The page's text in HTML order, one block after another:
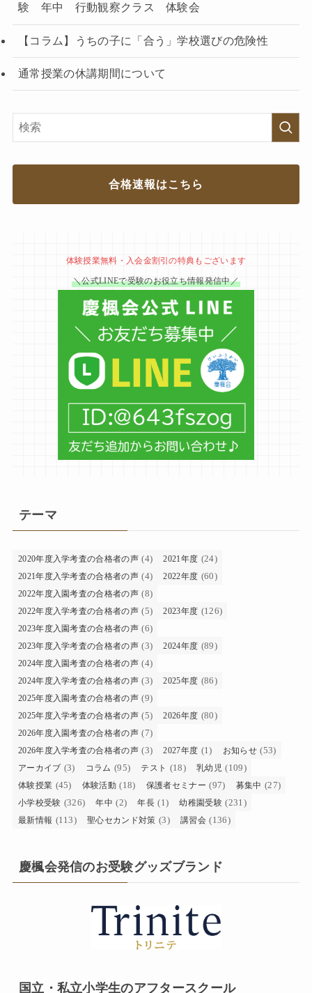
験 年中 行動観察クラス 体験会
【コラム】うちの子に「合う」学校選びの危険性
通常授業の休講期間について
合格速報はこちら
体験授業無料・入会金割引の特典もございます
＼公式LINEで受験のお役立ち情報発信中／
テーマ
2020年度入学考査の合格者の声 (4) 2021年度 (24)
2021年度入学考査の合格者の声 (4) 2022年度 (60)
2022年度入園考査の合格者の声 (8)
2022年度入学考査の合格者の声 (5) 2023年度 (126)
2023年度入園考査の合格者の声 (6)
2023年度入学考査の合格者の声 (3) 2024年度 (89)
2024年度入園考査の合格者の声 (4)
2024年度入学考査の合格者の声 (3) 2025年度 (86)
2025年度入園考査の合格者の声 (9)
2025年度入学考査の合格者の声 (5) 2026年度 (80)
2026年度入園考査の合格者の声 (7)
2026年度入学考査の合格者の声 (3) 2027年度 (1) お知らせ (53)
アーカイブ (3) コラム (95) テスト (18) 乳幼児 (109)
体験授業 (45) 体験活動 (18) 保護者セミナー (97) 募集中 (27)
小学校受験 (326) 年中 (2) 年長 (1) 幼稚園受験 (231)
最新情報 (113) 聖心セカンド対策 (3) 講習会 (136)
慶楓会発信のお受験グッズブランド
国立・私立小学生のアフタースクール